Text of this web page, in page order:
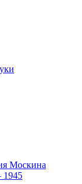
Москина
1945